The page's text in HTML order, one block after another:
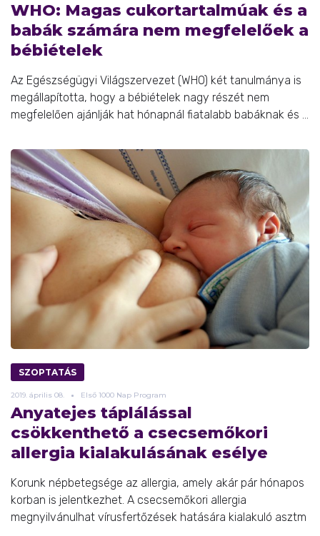
WHO: Magas cukortartalmúak és a
babák számára nem megfelelőek a
bébiételek
Az Egészségügyi Világszervezet (WHO) két tanulmánya is
megállapította, hogy a bébiételek nagy részét nem
megfelelően ajánlják hat hónapnál fiatalabb babáknak és ...
SZOPTATÁS
2019. április 08. Első 1000 Nap Program
Anyatejes táplálással
csökkenthető a csecsemőkori
allergia kialakulásának esélye
Korunk népbetegsége az allergia, amely akár pár hónapos
korban is jelentkezhet. A csecsemőkori allergia
megnyilvánulhat vírusfertőzések hatására kialakuló asztm